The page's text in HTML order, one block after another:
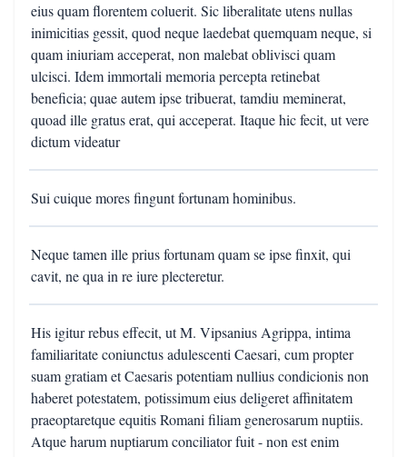
eius quam florentem coluerit. Sic liberalitate utens nullas
inimicitias gessit, quod neque laedebat quemquam neque, si
quam iniuriam acceperat, non malebat oblivisci quam
ulcisci. Idem immortali memoria percepta retinebat
beneficia; quae autem ipse tribuerat, tamdiu meminerat,
quoad ille gratus erat, qui acceperat. Itaque hic fecit, ut vere
dictum videatur
Sui cuique mores fingunt fortunam hominibus.
Neque tamen ille prius fortunam quam se ipse finxit, qui
cavit, ne qua in re iure plecteretur.
His igitur rebus effecit, ut M. Vipsanius Agrippa, intima
familiaritate coniunctus adulescenti Caesari, cum propter
suam gratiam et Caesaris potentiam nullius condicionis non
haberet potestatem, potissimum eius deligeret affinitatem
praeoptaretque equitis Romani filiam generosarum nuptiis.
Atque harum nuptiarum conciliator fuit - non est enim